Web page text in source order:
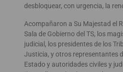
desbloquear, con urgencia, la
Acompañaron a Su Majestad el
Sala de Gobierno del TS, los
judicial, los presidentes de los
Justicia, y otros representantes
Estado y autoridades civiles y